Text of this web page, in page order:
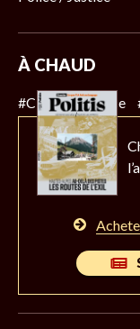
À CHAUD
#Climat #Police